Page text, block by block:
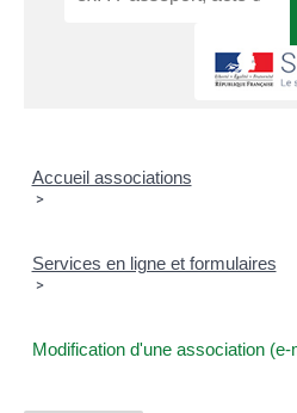
Accueil associations
>
Services en ligne et formulaires
>
Modification d'une association (e-